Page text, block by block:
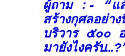
ผู้ถาม :- “แล้
สร้างกุศลอย่า
บริวาร ๕๐๐
มายังไงครับ